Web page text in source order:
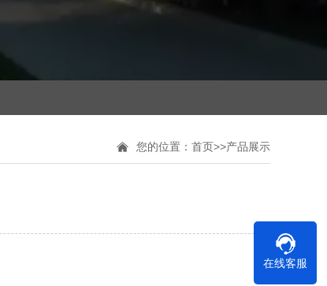
您的位置： 首页>>产品展示
在线客服